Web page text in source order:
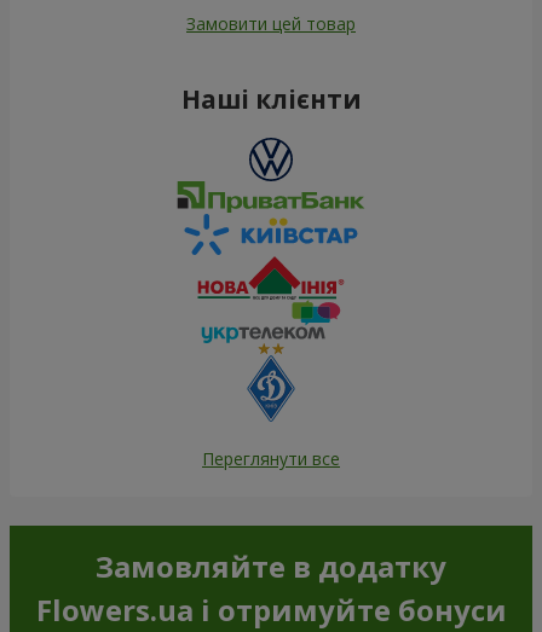
Замовити цей товар
Наші клієнти
Переглянути все
Замовляйте в додатку
Flowers.ua і отримуйте бонуси